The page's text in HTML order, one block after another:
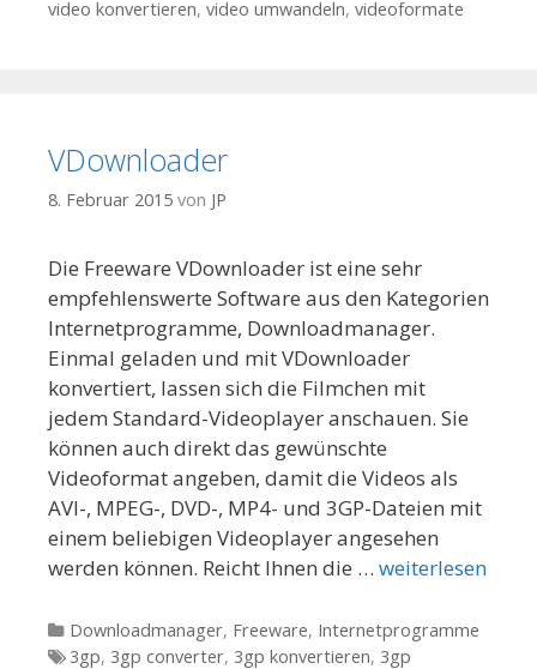
video konvertieren, video umwandeln, videoformate
VDownloader
8. Februar 2015 von JP
Die Freeware VDownloader ist eine sehr
empfehlenswerte Software aus den Kategorien
Internetprogramme, Downloadmanager.
Einmal geladen und mit VDownloader
konvertiert, lassen sich die Filmchen mit
jedem Standard-Videoplayer anschauen. Sie
können auch direkt das gewünschte
Videoformat angeben, damit die Videos als
AVI-, MPEG-, DVD-, MP4- und 3GP-Dateien mit
einem beliebigen Videoplayer angesehen
werden können. Reicht Ihnen die … weiterlesen
Kategorien
Downloadmanager, Freeware, Internetprogramme
Tags
3gp, 3gp converter, 3gp konvertieren, 3gp